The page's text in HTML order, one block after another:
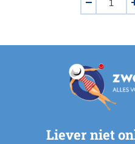
+
Liever niet